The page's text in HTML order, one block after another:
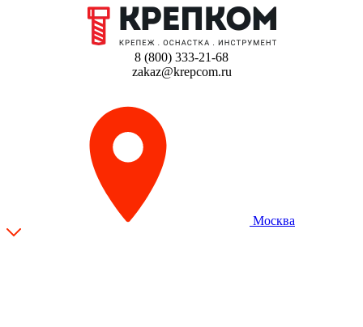
8 (800) 333-21-68
zakaz@krepcom.ru
Москва